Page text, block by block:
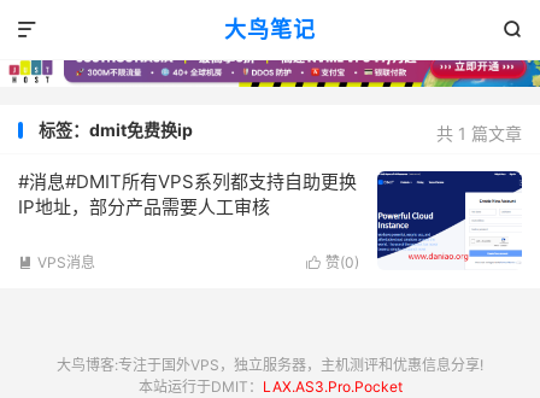
大鸟笔记 

共 1 篇文章
标签：dmit免费换ip
#消息#DMIT所有VPS系列都支持自助更换
IP地址，部分产品需要人工审核
 赞(0)
 VPS消息
大鸟博客:专注于国外VPS，独立服务器，主机测评和优惠信息分享!
本站运行于DMIT： LAX.AS3.Pro.Pocket